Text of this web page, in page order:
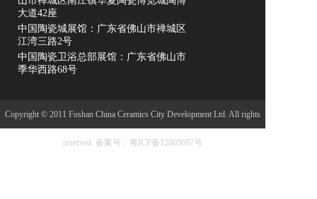
大道42座
中国陶瓷城展馆：广东省佛山市禅城区
江湾三路2号
中国陶瓷卫浴总部展馆：广东省佛山市
季华西路68号
Copyright © 2011 Foshan China Ceramics City Development Ltd. All rights
reserved. 备案号：粤ICP备12003697号